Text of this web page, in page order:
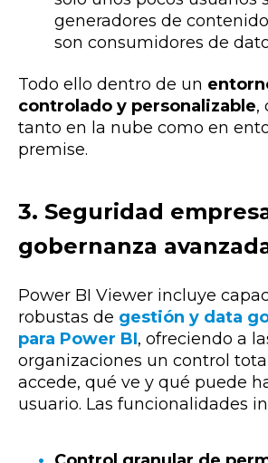
generadores de
son consumidores de
Todo ello dentro de un
controlado y personalizable,
tanto en la nube como en
premise.
3. Seguridad
gobernanza
Power BI Viewer incluye
robustas de gestión y data
para Power BI, ofreciendo a
organizaciones un control
accede, qué ve y qué puede
usuario. Las funcionalidades